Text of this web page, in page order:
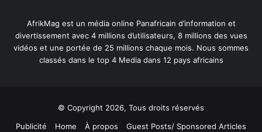
AfrikMag est un média online Panafricain d’information et
divertissement avec 4 millions d’utilisateurs, 8 millions des vues
vidéos et une portée de 25 millions chaque mois. Nous sommes
classés dans le top 4 Media dans 12 pays africains
© Copyright 2026, Tous droits réservés
Publicité
Home À propos Guest Posts/ Sponsored Articles